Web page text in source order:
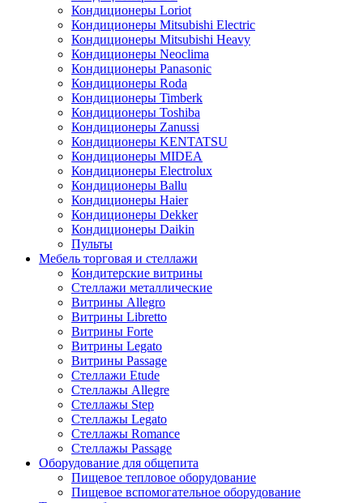
Кондиционеры Loriot
Кондиционеры Mitsubishi Electric
Кондиционеры Mitsubishi Heavy
Кондиционеры Neoclima
Кондиционеры Panasonic
Кондиционеры Roda
Кондиционеры Timberk
Кондиционеры Toshiba
Кондиционеры Zanussi
Кондиционеры KENTATSU
Кондиционеры MIDEA
Кондиционеры Electrolux
Кондиционеры Ballu
Кондиционеры Haier
Кондиционеры Dekker
Кондиционеры Daikin
Пульты
Мебель торговая и стеллажи
Кондитерские витрины
Стеллажи металлические
Витрины Allegro
Витрины Libretto
Витрины Forte
Витрины Legato
Витрины Passage
Стеллажи Etude
Стеллажы Allegre
Стеллажы Step
Стеллажы Legato
Стеллажы Romance
Стеллажы Passage
Оборудование для общепита
Пищевое тепловое оборудование
Пищевое вспомогательное оборудование